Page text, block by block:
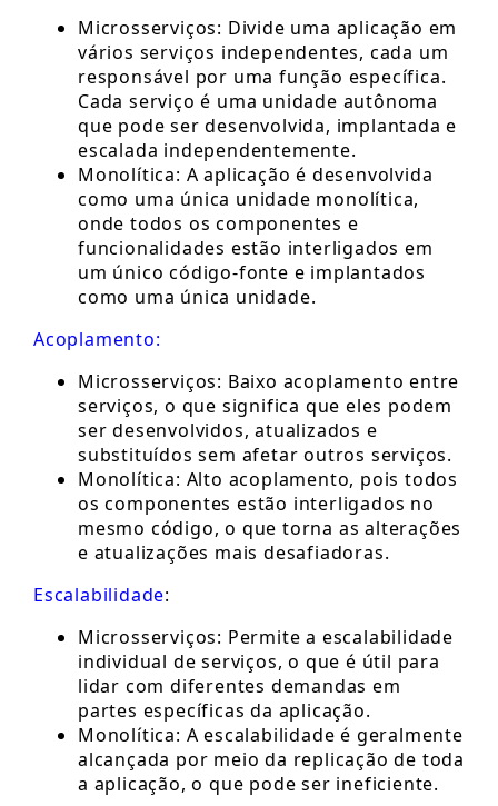
Microsserviços: Divide uma aplicação em
vários serviços independentes, cada um
responsável por uma função específica.
Cada serviço é uma unidade autônoma
que pode ser desenvolvida, implantada e
escalada independentemente.
Monolítica: A aplicação é desenvolvida
como uma única unidade monolítica,
onde todos os componentes e
funcionalidades estão interligados em
um único código-fonte e implantados
como uma única unidade.
Acoplamento:
Microsserviços: Baixo acoplamento entre
serviços, o que significa que eles podem
ser desenvolvidos, atualizados e
substituídos sem afetar outros serviços.
Monolítica: Alto acoplamento, pois todos
os componentes estão interligados no
mesmo código, o que torna as alterações
e atualizações mais desafiadoras.
Escalabilidade:
Microsserviços: Permite a escalabilidade
individual de serviços, o que é útil para
lidar com diferentes demandas em
partes específicas da aplicação.
Monolítica: A escalabilidade é geralmente
alcançada por meio da replicação de toda
a aplicação, o que pode ser ineficiente.